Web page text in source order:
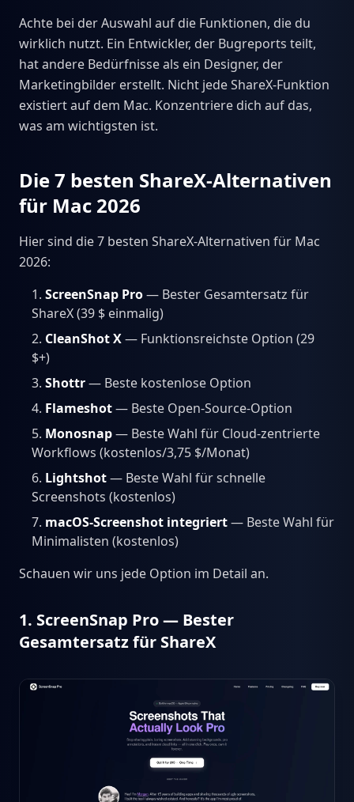
Achte bei der Auswahl auf die Funktionen, die du
wirklich nutzt. Ein Entwickler, der Bugreports teilt,
hat andere Bedürfnisse als ein Designer, der
Marketingbilder erstellt. Nicht jede ShareX-Funktion
existiert auf dem Mac. Konzentriere dich auf das,
was am wichtigsten ist.
Die 7 besten ShareX-Alternativen
für Mac 2026
Hier sind die 7 besten ShareX-Alternativen für Mac
2026:
ScreenSnap Pro— Bester Gesamtersatz für
ShareX (39 $ einmalig)
CleanShot X— Funktionsreichste Option (29
$+)
Shottr— Beste kostenlose Option
Flameshot— Beste Open-Source-Option
Monosnap— Beste Wahl für Cloud-zentrierte
Workflows (kostenlos/3,75 $/Monat)
Lightshot— Beste Wahl für schnelle
Screenshots (kostenlos)
macOS-Screenshot integriert— Beste Wahl für
Minimalisten (kostenlos)
Schauen wir uns jede Option im Detail an.
1. ScreenSnap Pro — Bester
Gesamtersatz für ShareX